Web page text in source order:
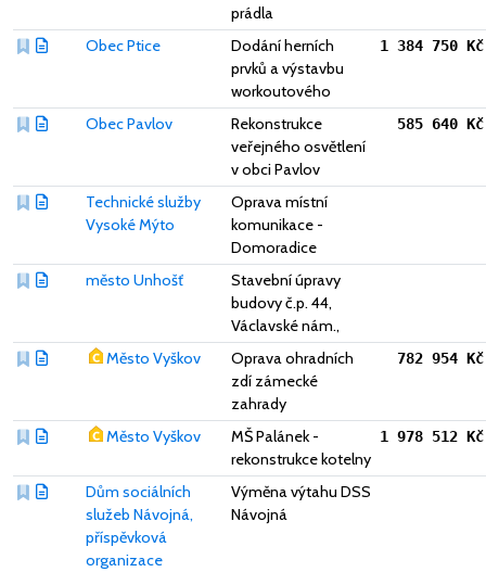
prádla
Obec Ptice
Dodání herních
prvků a výstavbu
workoutového
1 384 750 Kč
Obec Pavlov
Rekonstrukce
veřejného osvětlení
v obci Pavlov
585 640 Kč
Technické služby
Vysoké Mýto
Oprava místní
komunikace -
Domoradice
město Unhošť
Stavební úpravy
budovy č.p. 44,
Václavské nám.,
Město Vyškov
Oprava ohradních
zdí zámecké
zahrady
782 954 Kč
Město Vyškov
MŠ Palánek -
rekonstrukce kotelny
1 978 512 Kč
Dům sociálních
služeb Návojná,
příspěvková
organizace
Výměna výtahu DSS
Návojná